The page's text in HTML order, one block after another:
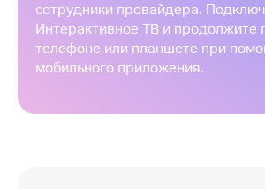
сотрудники провайдера.
Интерактивное ТВ и продолжите
телефоне или планшете при
мобильного приложения.